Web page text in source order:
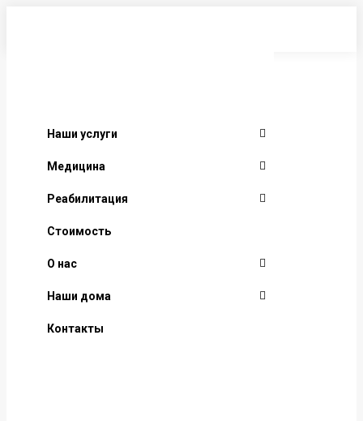
Наши услуги
Медицина
Реабилитация
Стоимость
О нас
Наши дома
Контакты